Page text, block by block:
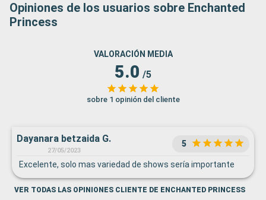
Opiniones de los usuarios sobre Enchanted
Princess
VALORACIÓN MEDIA
5.0 /5
sobre 1 opinión del cliente
Dayanara betzaida G.
27/05/2023
5
Excelente, solo mas variedad de shows sería importante
VER TODAS LAS OPINIONES CLIENTE DE ENCHANTED PRINCESS